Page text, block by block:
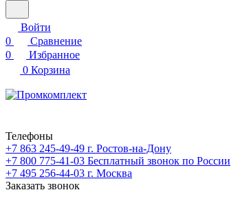
Войти
0
Сравнение
0
Избранное
0 Корзина
Телефоны
+7 863 245-49-49 г. Ростов-на-Дону
+7 800 775-41-03 Бесплатный звонок по России
+7 495 256-44-03 г. Москва
Заказать звонок